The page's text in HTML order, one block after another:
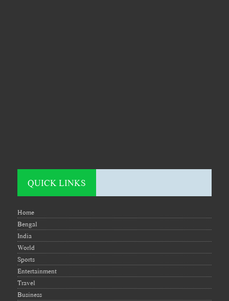
QUICK LINKS
Home
Bengal
India
World
Sports
Entertainment
Travel
Business